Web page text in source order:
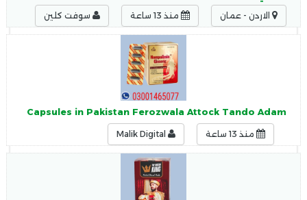
الاردن - عمان منذ 13 ساعة سوفت كلين
Capsules in Pakistan Ferozwala Attock Tando Adam
منذ 13 ساعة